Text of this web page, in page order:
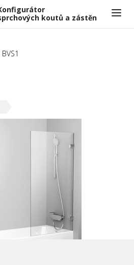
koutů a zástěn
318 427 198